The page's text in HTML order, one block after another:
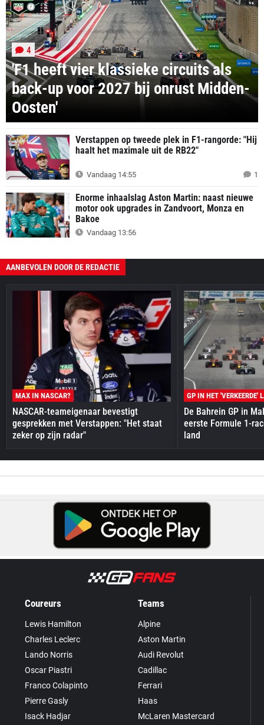
'F1 heeft vier klassieke circuits als
back-up voor 2027 bij onrust Midden-
Oosten'
4
Verstappen op tweede plek in F1-rangorde: "Hij
haalt het maximale uit de RB22"
Vandaag 14:55 1
Enorme inhaalslag Aston Martin: naast nieuwe
motor ook upgrades in Zandvoort, Monza en
Bakoe
Vandaag 13:56
AANBEVOLEN DOOR DE REDACTIE
MAX IN NASCAR?
NASCAR-teameigenaar bevestigt
gesprekken met Verstappen: "Het staat
zeker op zijn radar"
GP IN HET 'VERKEERDE'
De Bahrein GP in
eerste Formule 1-
land
Coureurs
Lewis Hamilton
Charles Leclerc
Lando Norris
Oscar Piastri
Franco Colapinto
Pierre Gasly
Isack Hadjar
Teams
Alpine
Aston Martin
Audi Revolut
Cadillac
Ferrari
Haas
McLaren Mastercard